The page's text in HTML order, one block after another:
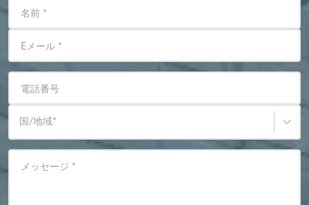
名前 *
Eメール *
電話番号
国/地域*
メッセージ *